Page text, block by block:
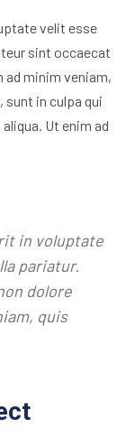
velit esse
sint occaecat
ad minim veniam,
in culpa qui
Ut enim ad
in voluptate
pariatur.
dolore
quis